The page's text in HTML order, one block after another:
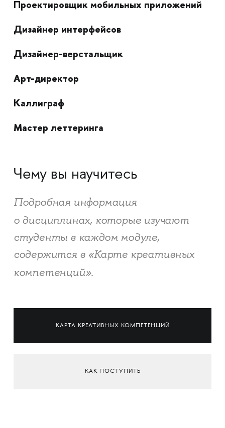
Проектировщик мобильных приложений
Дизайнер интерфейсов
Дизайнер-верстальщик
Арт-директор
Каллиграф
Мастер леттеринга
Чему вы научитесь
Подробная информация
о дисциплинах, которые изучают
студенты в каждом модуле,
содержится в «Карте креативных
компетенций».
КАРТА КРЕАТИВНЫХ КОМПЕТЕНЦИЙ
КАК ПОСТУПИТЬ